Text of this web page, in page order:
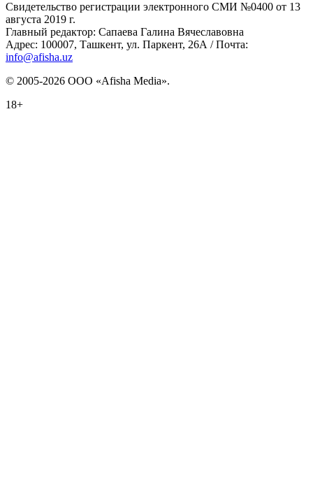
Свидетельство регистрации электронного СМИ №0400 от 13
августа 2019 г.
Главный редактор: Сапаева Галина Вячеславовна
Адрес: 100007, Ташкент, ул. Паркент, 26А / Почта:
info@afisha.uz
© 2005-2026 ООО «Afisha Media».
18+